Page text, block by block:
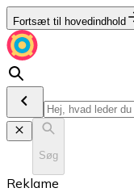
Fortsæt til hovedindhold
Søg
Reklame